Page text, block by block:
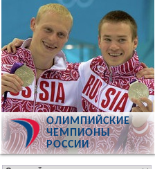
ОЛИМПИЙСКИЕ
ЧЕМПИОНЫ
РОССИИ